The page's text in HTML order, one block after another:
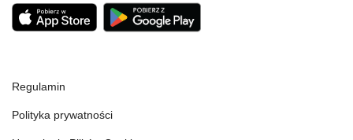
Regulamin
Polityka prywatności